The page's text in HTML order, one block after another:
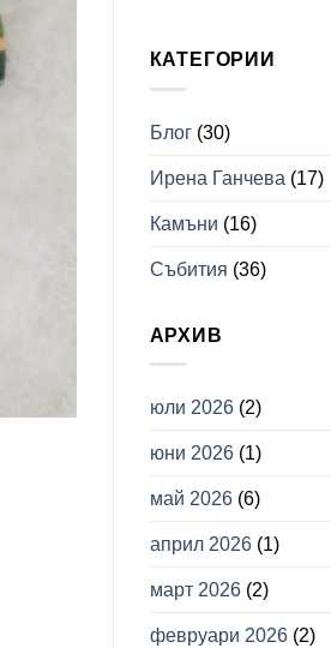
КАТЕГОРИИ
Блог(30)
Ирена Ганчева (17)
Камъни (16)
Събития (36)
АРХИВ
юли 2026(2)
юни 2026(1)
май 2026(6)
април 2026(1)
март 2026(2)
февруари 2026(2)